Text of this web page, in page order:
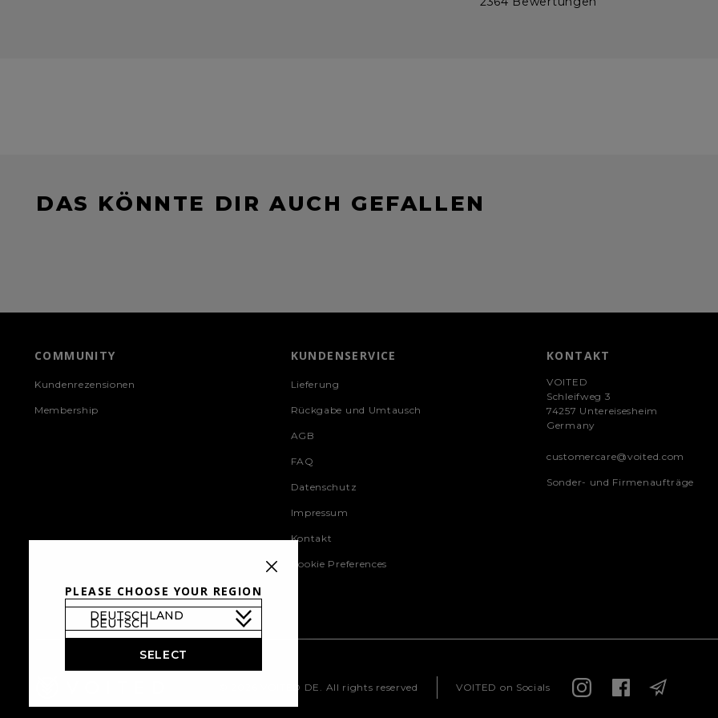
DAS KÖNNTE DIR AUCH GEFALLEN
COMMUNITY
Kundenrezensionen
Membership
KUNDENSERVICE
Lieferung
Rückgabe und Umtausch
AGB
FAQ
Datenschutz
Impressum
Kontakt
Cookie Preferences
KONTAKT
VOITED
Schleifweg 3
74257 Untereisesheim
Germany
customercare@voited.com
Sonder- und Firmenaufträge
© 2026 VOITED DE. All rights reserved VOITED on Socials
PLEASE CHOOSE YOUR REGION
SELECT